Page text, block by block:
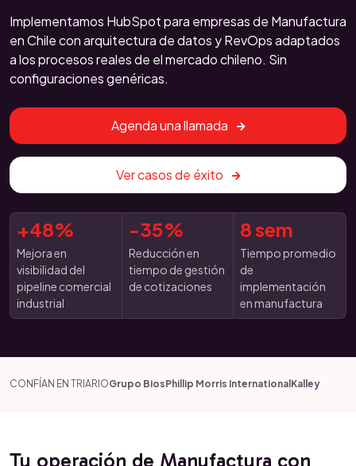
Implementamos HubSpot para empresas de Manufactura
en Chile con arquitectura de datos y RevOps adaptados
a los procesos reales de el mercado chileno. Sin
configuraciones genéricas.
Agenda una llamada
Ver casos de éxito
+48%
Mejora en
visibilidad del
pipeline comercial
industrial
-35%
Reducción en
tiempo de gestión
de cotizaciones
8 sem
Tiempo promedio
de
implementación
en manufactura
CONFÍAN EN TRIARIOGrupo BiosPhillip Morris International Kalley
Tu operación de Manufactura con